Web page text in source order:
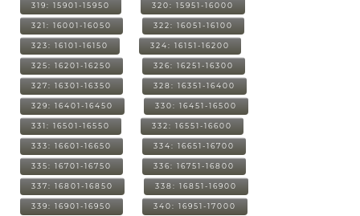
319: 15901-15950 320: 15951-16000
321: 16001-16050 322: 16051-16100
323: 16101-16150 324: 16151-16200
325: 16201-16250 326: 16251-16300
327: 16301-16350 328: 16351-16400
329: 16401-16450 330: 16451-16500
331: 16501-16550 332: 16551-16600
333: 16601-16650 334: 16651-16700
335: 16701-16750 336: 16751-16800
337: 16801-16850 338: 16851-16900
339: 16901-16950 340: 16951-17000